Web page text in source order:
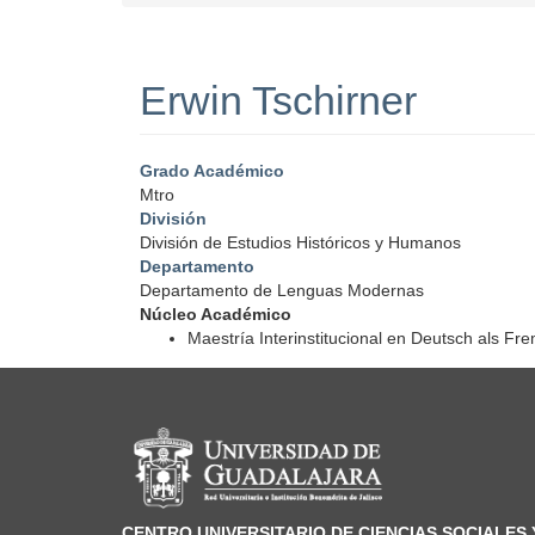
Erwin Tschirner
Grado Académico
Mtro
División
División de Estudios Históricos y Humanos
Departamento
Departamento de Lenguas Modernas
Núcleo Académico
Maestría Interinstitucional en Deutsch als
Información del portal